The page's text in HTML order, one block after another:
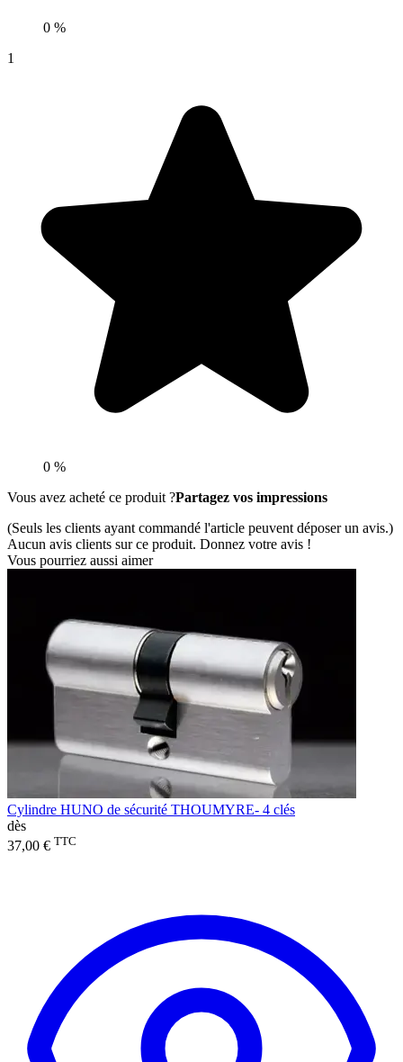
0 %
1
0 %
Vous avez acheté ce produit ?Partagez vos impressions
(Seuls les clients ayant commandé l'article peuvent déposer un avis.)
Aucun avis clients sur ce produit. Donnez votre avis !
Vous pourriez aussi aimer
Cylindre HUNO de sécurité THOUMYRE- 4 clés
dès
37,00 € TTC